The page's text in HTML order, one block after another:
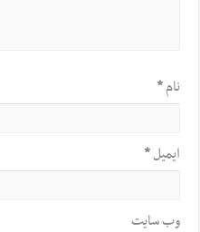
نام*
ایمیل*
وب‌ سایت